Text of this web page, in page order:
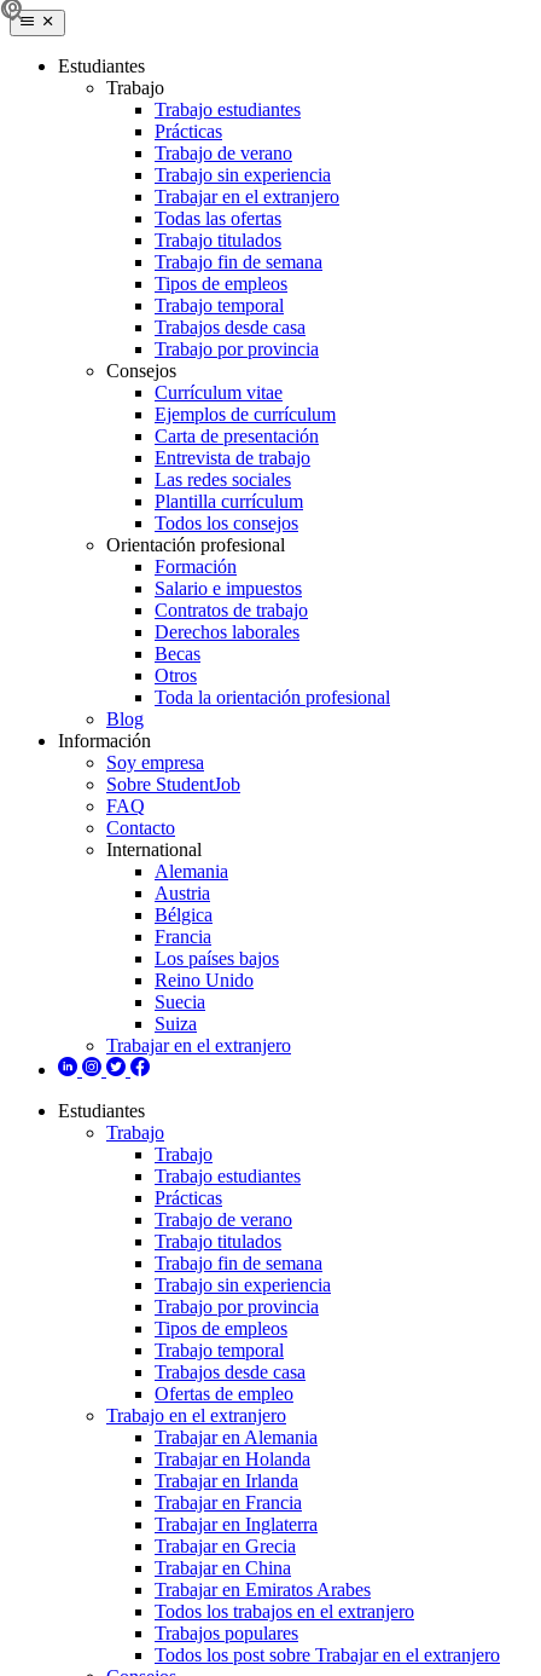
Estudiantes
Trabajo
Trabajo estudiantes
Prácticas
Trabajo de verano
Trabajo sin experiencia
Trabajar en el extranjero
Todas las ofertas
Trabajo titulados
Trabajo fin de semana
Tipos de empleos
Trabajo temporal
Trabajos desde casa
Trabajo por provincia
Consejos
Currículum vitae
Ejemplos de currículum
Carta de presentación
Entrevista de trabajo
Las redes sociales
Plantilla currículum
Todos los consejos
Orientación profesional
Formación
Salario e impuestos
Contratos de trabajo
Derechos laborales
Becas
Otros
Toda la orientación profesional
Blog
Información
Soy empresa
Sobre StudentJob
FAQ
Contacto
International
Alemania
Austria
Bélgica
Francia
Los países bajos
Reino Unido
Suecia
Suiza
Trabajar en el extranjero
Estudiantes
Trabajo
Trabajo
Trabajo estudiantes
Prácticas
Trabajo de verano
Trabajo titulados
Trabajo fin de semana
Trabajo sin experiencia
Trabajo por provincia
Tipos de empleos
Trabajo temporal
Trabajos desde casa
Ofertas de empleo
Trabajo en el extranjero
Trabajar en Alemania
Trabajar en Holanda
Trabajar en Irlanda
Trabajar en Francia
Trabajar en Inglaterra
Trabajar en Grecia
Trabajar en China
Trabajar en Emiratos Arabes
Todos los trabajos en el extranjero
Trabajos populares
Todos los post sobre Trabajar en el extranjero